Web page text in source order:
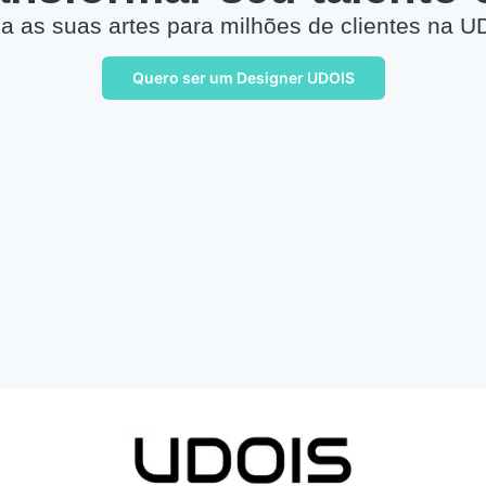
as suas artes para milhões de clientes na
Quero ser um Designer UDOIS